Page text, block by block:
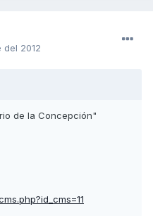
del 2012
de la Concepción"